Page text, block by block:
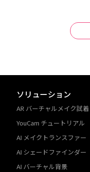
ソリューション
AR バーチャルメイク試着
YouCam チュートリアル
AI メイクトランスファー
AI シェードファインダー
AI バーチャル背景